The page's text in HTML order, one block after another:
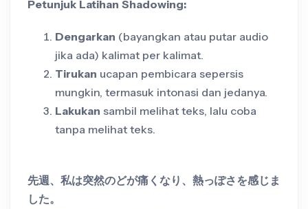
Petunjuk Latihan Shadowing:
Dengarkan (bayangkan atau putar audio
jika ada) kalimat per kalimat.
Tirukan ucapan pembicara sepersis
mungkin, termasuk intonasi dan jedanya.
Lakukan sambil melihat teks, lalu coba
tanpa melihat teks.
先週、私は突然のどが痛くなり、熱っぽさを感じま
した。